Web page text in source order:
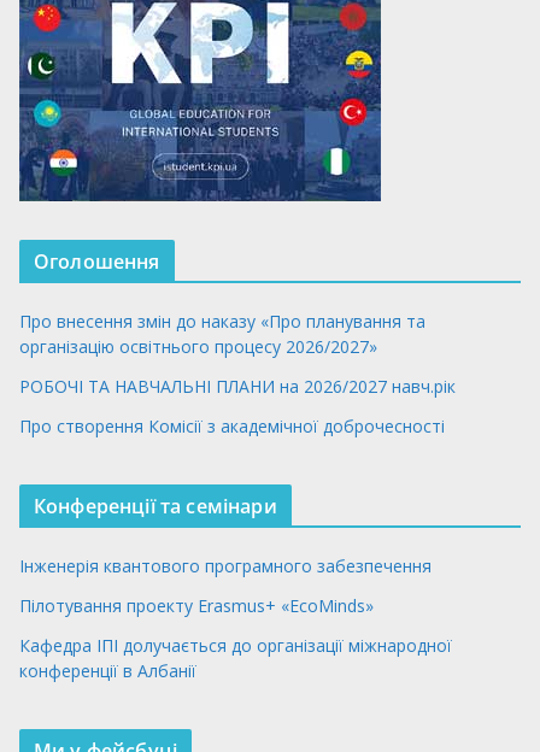
Оголошення
Про внесення змін до наказу «Про планування та
організацію освітнього процесу 2026/2027»
РОБОЧІ ТА НАВЧАЛЬНІ ПЛАНИ на 2026/2027 навч.рік
Про створення Комісії з академічної доброчесності
Конференції та семінари
Інженерія квантового програмного забезпечення
Пілотування проекту Erasmus+ «EcoMinds»
Кафедра ІПІ долучається до організації міжнародної
конференції в Албанії